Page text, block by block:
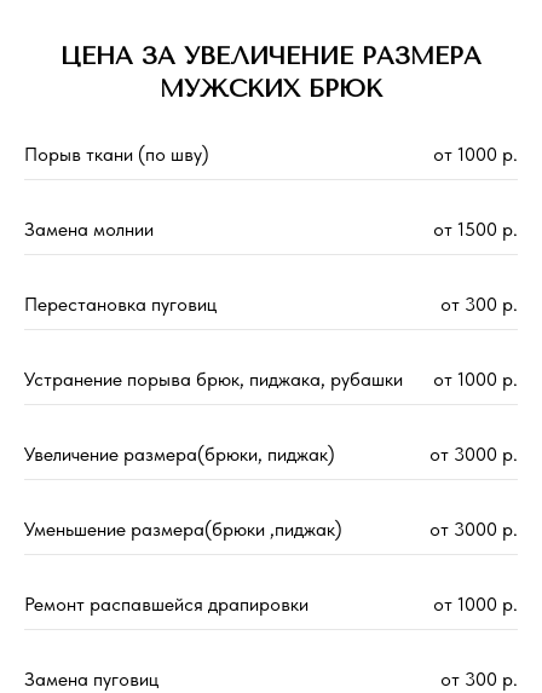
ЦЕНА ЗА УВЕЛИЧЕНИЕ РАЗМЕРА
МУЖСКИХ БРЮК
Порыв ткани (по шву) от 1000 р.
Замена молнии от 1500 р.
Перестановка пуговиц от 300 р.
Устранение порыва брюк, пиджака, рубашки от 1000 р.
Увеличение размера(брюки, пиджак) от 3000 р.
Уменьшение размера(брюки ,пиджак) от 3000 р.
Ремонт распавшейся драпировки от 1000 р.
Замена пуговиц от 300 р.